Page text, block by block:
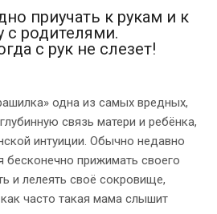
приучать к рукам и к
с родителями.
с рук не слезет!
одна из самых вредных,
связь матери и ребёнка,
интуиции. Обычно недавно
бесконечно прижимать своего
и лелеять своё сокровище,
часто такая мама слышит